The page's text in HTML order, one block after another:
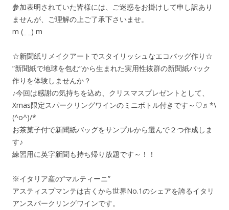
参加表明されていた皆様には、ご迷惑をお掛けして申し訳あり
ませんが、ご理解の上ご了承下さいませ。
m (_ _) m
☆新聞紙リメイクアートでスタイリッシュなエコバッグ作り☆
”新聞紙で地球を包む”から生まれた実用性抜群の新聞紙バック
作りを体験しませんか？
♪今回は感謝の気持ちを込め、クリスマスプレゼントとして、
Xmas限定スパークリングワインのミニボトル付きです～♡♬*\
(^o^)/*
お茶菓子付で新聞紙バッグをサンプルから選んで２つ作成しま
す♪
練習用に英字新聞も持ち帰り放題です～！！
※イタリア産の“マルティーニ”
アスティスプマンテは古くから世界No.1のシェアを誇るイタリ
アンスパークリングワインです。